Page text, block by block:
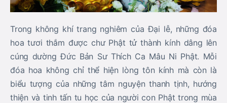
Trong không khí trang nghiêm của Đại lễ, những đóa
hoa tươi thắm được chư Phật tử thành kính dâng lên
cúng dường Đức Bản Sư Thích Ca Mâu Ni Phật. Mỗi
đóa hoa không chỉ thể hiện lòng tôn kính mà còn là
biểu tượng của những tâm nguyện thanh tịnh, hướng
thiện và tinh tấn tu học của người con Phật trong mùa